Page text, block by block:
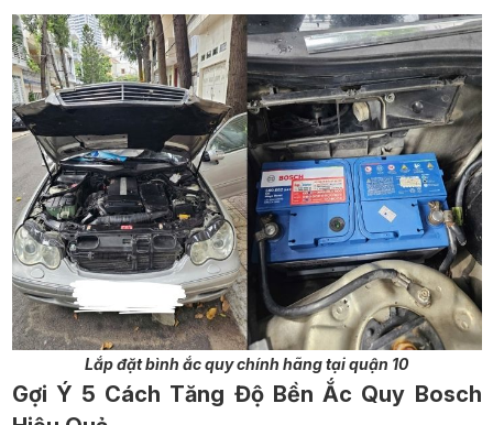
Lắp đặt bình ắc quy chính hãng tại quận 10
Gợi Ý 5 Cách Tăng Độ Bền Ắc Quy Bosch